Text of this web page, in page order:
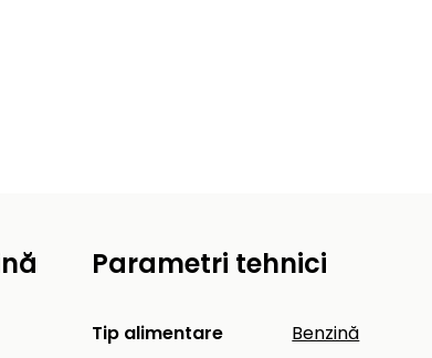
Parametri tehnici
Tip alimentare Benzină